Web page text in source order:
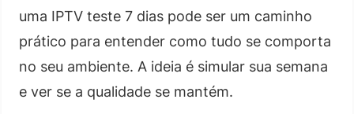
uma IPTV teste 7 dias pode ser um caminho
prático para entender como tudo se comporta
no seu ambiente. A ideia é simular sua semana
e ver se a qualidade se mantém.